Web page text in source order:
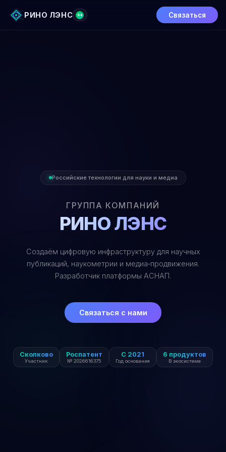
РИНО ЛЭНС Sk Связаться
Российские технологии для науки и медиа
ГРУППА КОМПАНИЙ
РИНО ЛЭНС
Создаём цифровую инфраструктуру для научных
публикаций, наукометрии и медиа‑продвижения.
Разработчик платформы АСНАП.
Связаться с нами
Сколково
Участник
Роспатент
№ 2026616375
С 2021
Год основания
6 продуктов
В экосистеме